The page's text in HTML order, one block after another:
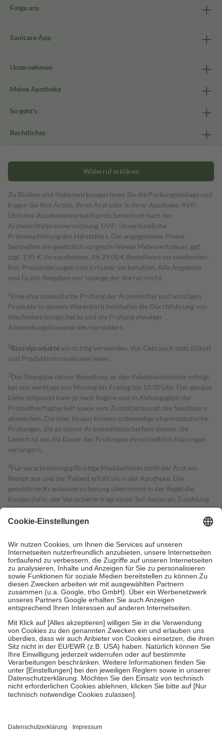
Folge uns
Sanicare App
Unternehmen
Meine Apotheke
So geht's
Rechtliches
Widerruf erklären
Zu Risiken und Nebenwirkungen lesen Sie die Packungsbeilage und
fragen Sie Ihre Ärztin, Ihren Arzt oder in Ihrer Apotheke. AVP:
Üblicher Apothekenverkaufspreis berechnet nach der
Arzneimittelpreisverordnung. UVP: Unverbindliche
Preisempfehlung des Herstellers. Die angegebenen Preise
beinhalten die gesetzlich vorgeschriebene Mehrwertsteuer, ggf.
zzgl. 3,95 € Versandkosten. Ab 29,00 € Bestell­wert versand­kosten­
frei. Preisänderungen und Irrtümer vorbehalten. Alle Angebote
und Gratis-Beigaben nur solange der Vorrat reicht.
1 Eine pharmazeutische Prüfung der Arzneimittel und sonstigen
Produkte in deinem Warenkorb beinhaltet die Durchführung von
Wechselwirkungschecks und die Prüfung etwaiger
Anwendungshinweise des Herstellers.
2Biozidproduktevorsichtig verwenden. Vor Gebrauch stets Etikett
und Produktinformationen lesen.
3Die Übergabe deiner Bestellung an den Paketdienstleister erfolgt
bei uns werktags von Montag bis Freitag bis 18:00 Uhr. Der genaue
Lieferzeitpunkt kann je nach Region und in Abhängigkeit der
Produktverfügbarkeit sowie vom Zustellzeitpunkt des Spediteurs
abweichen. Darüber hinaus können notwendige pharmazeutische
Prüfungen, die zu deiner Arzneimittelsicherheit dienen, die
Lieferfrist um die Dauer der Prüfungen einschließlich Klärungen
verlängern.
4Für verschreibungspflichtige Medikamente stellt der Arzt ein
Rezept aus und der Patient erhält sie in der Apotheke. Die
gesetzliche Krankenversicherung übernimmt in der Regel die
Kosten dafür, der Versicherte trägt einen Teil davon als Zuzahlung
mit.
Grundsätzlich leisten Mitglieder Zuzahlungen in Höhe von zehn
höchstens zehn Euro.
Es sind jedoch nie mehr als die tatsächlichen
Kosten der Leistung zu entrichten.
Diese Regeln gelten grundsätzlich auch für Online-Apotheken.
Bei Heilmitteln und häuslicher Krankenpflege beträgt die
Zuzahlung zehn Prozent der Kosten sowie zehn Euro je
Verordnung.
Um das Engagement der Versicherten für ihre eigene Gesundheit zu
stärken und die besondere Stellung der Familie zu unterstützen,
fallenkeine Zuzahlungenan bei:
• Kindern und Jugendlichen bis zum vollendeten 18. Lebensjahr
mit Ausnahme der Fahrkosten
• Untersuchungen zur Vorsorge und Früherkennung, die von der
GKV getragen werden
• empfohlenen Schutzimpfungen
• Harn- und Blutteststreifen
getroffen, um sicherzustellen, dass es sich um echte Bewertungen